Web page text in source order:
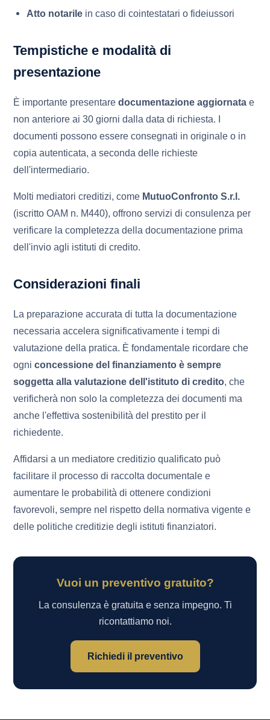
Atto notarile in caso di cointestatari o fideiussori
Tempistiche e modalità di
presentazione
È importante presentare documentazione aggiornata e
non anteriore ai 30 giorni dalla data di richiesta. I
documenti possono essere consegnati in originale o in
copia autenticata, a seconda delle richieste
dell'intermediario.
Molti mediatori creditizi, come MutuoConfronto S.r.l.
(iscritto OAM n. M440), offrono servizi di consulenza per
verificare la completezza della documentazione prima
dell'invio agli istituti di credito.
Considerazioni finali
La preparazione accurata di tutta la documentazione
necessaria accelera significativamente i tempi di
valutazione della pratica. È fondamentale ricordare che
ogni concessione del finanziamento è sempre
soggetta alla valutazione dell'istituto di credito , che
verificherà non solo la completezza dei documenti ma
anche l'effettiva sostenibilità del prestito per il
richiedente.
Affidarsi a un mediatore creditizio qualificato può
facilitare il processo di raccolta documentale e
aumentare le probabilità di ottenere condizioni
favorevoli, sempre nel rispetto della normativa vigente e
delle politiche creditizie degli istituti finanziatori.
Vuoi un preventivo gratuito?
La consulenza è gratuita e senza impegno. Ti
ricontattiamo noi.
Richiedi il preventivo